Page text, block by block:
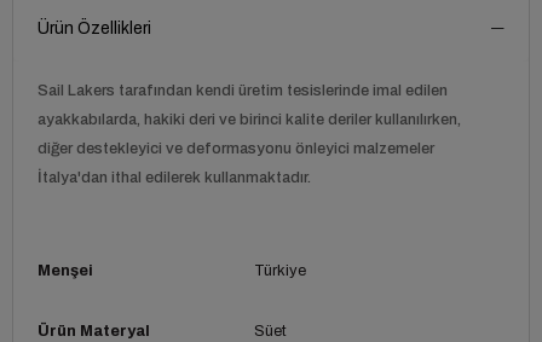
Ürün Özellikleri
Sail Lakers tarafından kendi üretim tesislerinde imal edilen
ayakkabılarda, hakiki deri ve birinci kalite deriler kullanılırken,
diğer destekleyici ve deformasyonu önleyici malzemeler
İtalya'dan ithal edilerek kullanmaktadır.
Menşei Türkiye
Ürün Materyal Süet